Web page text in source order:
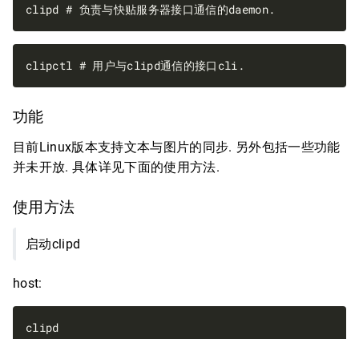
功能
目前Linux版本支持文本与图片的同步. 另外包括一些功能
并未开放. 具体详见下面的使用方法.
使用方法
启动clipd
host: